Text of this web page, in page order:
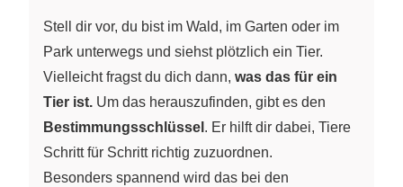
Stell dir vor, du bist im Wald, im Garten oder im
Park unterwegs und siehst plötzlich ein Tier.
Vielleicht fragst du dich dann, was das für ein
Tier ist. Um das herauszufinden, gibt es den
Bestimmungsschlüssel . Er hilft dir dabei, Tiere
Schritt für Schritt richtig zuzuordnen.
Besonders spannend wird das bei den